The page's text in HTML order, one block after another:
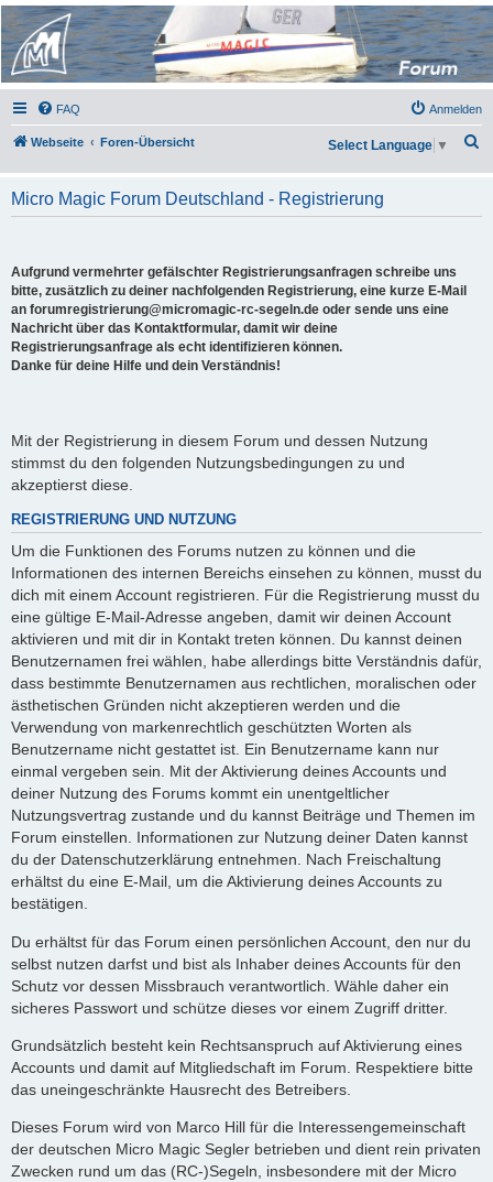
Micro Magic Forum
Deutschland
FAQ Anmelden
Webseite Foren-Übersicht
h
Select Language ▼
Micro Magic Forum Deutschland - Registrierung
Aufgrund vermehrter gefälschter Registrierungsanfragen schreibe uns
bitte, zusätzlich zu deiner nachfolgenden Registrierung, eine kurze E-Mail
an forumregistrierung@micromagic-rc-segeln.de oder sende uns eine
Nachricht über das Kontaktformular, damit wir deine
Registrierungsanfrage als echt identifizieren können.
Danke für deine Hilfe und dein Verständnis!
Mit der Registrierung in diesem Forum und dessen Nutzung
stimmst du den folgenden Nutzungsbedingungen zu und
akzeptierst diese.
REGISTRIERUNG UND NUTZUNG
Um die Funktionen des Forums nutzen zu können und die
Informationen des internen Bereichs einsehen zu können, musst du
dich mit einem Account registrieren. Für die Registrierung musst du
eine gültige E-Mail-Adresse angeben, damit wir deinen Account
aktivieren und mit dir in Kontakt treten können. Du kannst deinen
Benutzernamen frei wählen, habe allerdings bitte Verständnis dafür,
dass bestimmte Benutzernamen aus rechtlichen, moralischen oder
ästhetischen Gründen nicht akzeptieren werden und die
Verwendung von markenrechtlich geschützten Worten als
Benutzername nicht gestattet ist. Ein Benutzername kann nur
einmal vergeben sein. Mit der Aktivierung deines Accounts und
deiner Nutzung des Forums kommt ein unentgeltlicher
Nutzungsvertrag zustande und du kannst Beiträge und Themen im
Forum einstellen. Informationen zur Nutzung deiner Daten kannst
du der Datenschutzerklärung entnehmen. Nach Freischaltung
erhältst du eine E-Mail, um die Aktivierung deines Accounts zu
bestätigen.
Du erhältst für das Forum einen persönlichen Account, den nur du
selbst nutzen darfst und bist als Inhaber deines Accounts für den
Schutz vor dessen Missbrauch verantwortlich. Wähle daher ein
sicheres Passwort und schütze dieses vor einem Zugriff dritter.
Grundsätzlich besteht kein Rechtsanspruch auf Aktivierung eines
Accounts und damit auf Mitgliedschaft im Forum. Respektiere bitte
das uneingeschränkte Hausrecht des Betreibers.
Dieses Forum wird von Marco Hill für die Interessengemeinschaft
der deutschen Micro Magic Segler betrieben und dient rein privaten
Zwecken rund um das (RC-)Segeln, insbesondere mit der Micro